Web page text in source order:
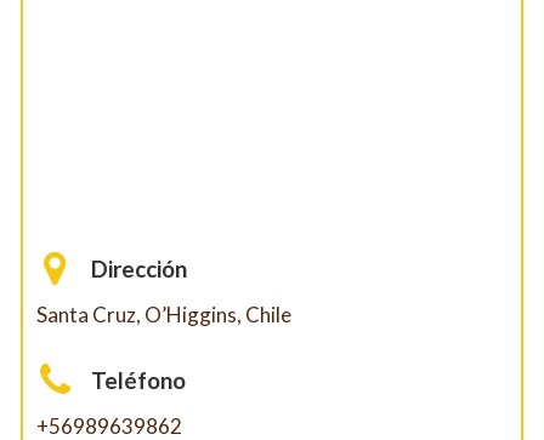
Dirección
Santa Cruz, O’Higgins, Chile
Teléfono
+56989639862